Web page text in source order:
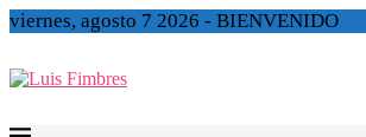
viernes, agosto 7 2026 - BIENVENIDO